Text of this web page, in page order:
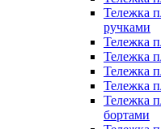
Тележка
ручками
Тележка
Тележка
Тележка
Тележка
Тележка
бортами